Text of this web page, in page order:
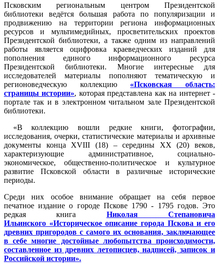
Псковским региональным центром Президентской
библиотеки ведётся большая работа по популяризации и
продвижению на территории региона информационных
ресурсов и мультимедийных, просветительских проектов
Президентской библиотеки, а также одним из направлений
работы является оцифровка краеведческих изданий для
пополнения единого информационного ресурса
Президентской библиотеки. Многие интересные для
исследователей материалы пополняют тематическую и
регионоведческую коллекцию «Псковская область:
страницы истории», которая представлена как на интернет -
портале так и в электронном читальном зале Президентской
библиотеки.
«В коллекцию вошли редкие книги, фотографии,
исследования, очерки, статистические материалы и архивные
документы конца XVIII (18) – середины XX (20) веков,
характеризующие административное, социально-
экономическое, общественно-политическое и культурное
развитие Псковской области в различные исторические
периоды.
Среди них особое внимание обращает на себя первое
печатное издание о городе Пскове 1790 - 1795 годов. Это
редкая книга Николая Степановича
Ильинского «Историческое описание города Пскова и его
древних пригородов с самого их основания, заключающее
в себе многие достойные любопытства происходимости,
составленное из древних летописцев, надписей, записок и
Российской истории».